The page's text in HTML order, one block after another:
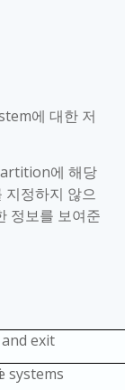
에 대한 저
에 해당
지정하지 않으
정보를 보여준
exit
systems